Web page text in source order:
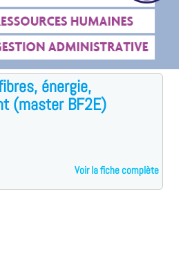
énergie,
(master BF2E)
Voir la fiche complète